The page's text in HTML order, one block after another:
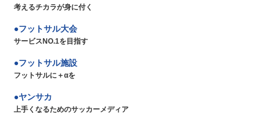
考えるチカラが身に付く
フットサル大会
サービスNO.1を目指す
フットサル施設
フットサルに＋αを
ヤンサカ
上手くなるためのサッカーメディア